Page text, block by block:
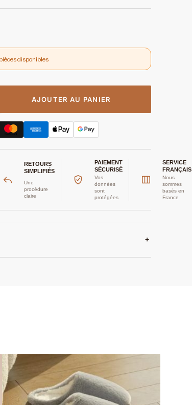
disponibles
AJOUTER AU PANIER
RETOURS
SIMPLIFIÉS
Une
procédure
claire
PAIEMENT
SÉCURISÉ
Vos
données
sont
protégées
SERVICE
FRANÇAIS
Nous
sommes
basés en
France
+